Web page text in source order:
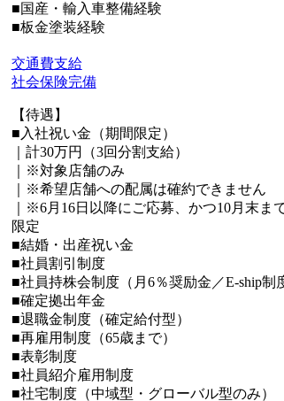
■国産・輸入車整備経験
■板金塗装経験
交通費支給
社会保険完備
【待遇】
■入社祝い金（期間限定）
｜計30万円（3回分割支給）
｜※対象店舗のみ
｜※希望店舗への配属は確約できません
｜※6月16日以降にご応募、かつ10月末ま
限定
■結婚・出産祝い金
■社員割引制度
■社員持株会制度（月6％奨励金／E-ship制
■確定拠出年金
■退職金制度（確定給付型）
■再雇用制度（65歳まで）
■表彰制度
■社員紹介雇用制度
■社宅制度（中域型・グローバル型のみ）